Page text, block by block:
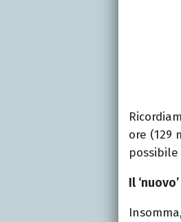
ore (129
Il
Insomma,